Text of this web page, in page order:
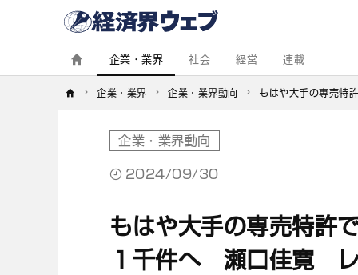
企業・業界 社会 経営 連載
企業・業界 企業・業界動向 もはや大手の専売特
企業・業界動向
2024/09/30
もはや大手の専売特許
１千件へ 瀬口佳寛